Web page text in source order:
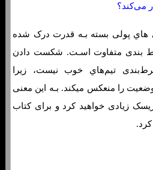
می‌کند؟
هاي‌ پولی بسته بـه قدرت درک شده
بندی متفاوت اسـت. شکست دادن
تیم‌هاي‌ خوب نیست، زیرا
را منعکس میکند. بـه این معنی
زیادی خواهید کرد و برای کتاب